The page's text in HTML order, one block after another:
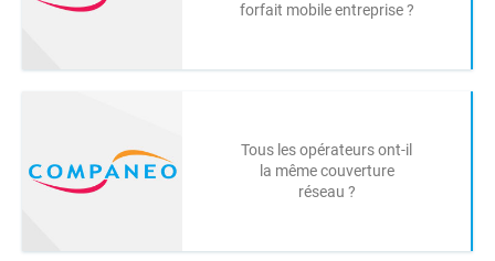
forfait mobile entreprise ?
Tous les opérateurs ont-il
la même couverture
réseau ?